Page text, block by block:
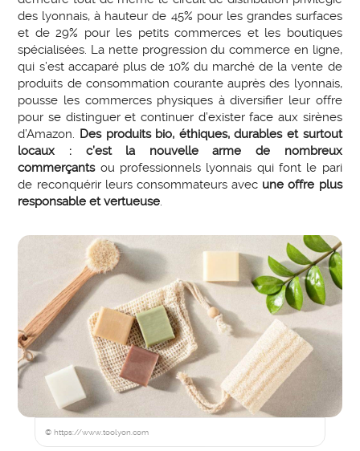
des lyonnais, à hauteur de 45% pour les grandes surfaces
et de 29% pour les petits commerces et les boutiques
spécialisées. La nette progression du commerce en ligne,
qui s’est accaparé plus de 10% du marché de la vente de
produits de consommation courante auprès des lyonnais,
pousse les commerces physiques à diversifier leur offre
pour se distinguer et continuer d’exister face aux sirènes
d’Amazon. Des produits bio, éthiques, durables et surtout
locaux : c’est la nouvelle arme de nombreux
commerçantsou professionnels lyonnais qui font le pari
de reconquérir leurs consommateurs avec une offre plus
responsable et vertueuse.
© https://www.toolyon.com